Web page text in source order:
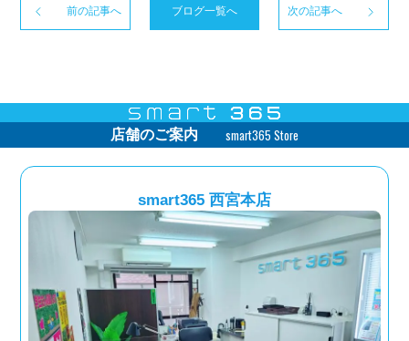
前の記事へ ブログ一覧へ 次の記事へ
店舗のご案内 smart365 Store
smart365 西宮本店